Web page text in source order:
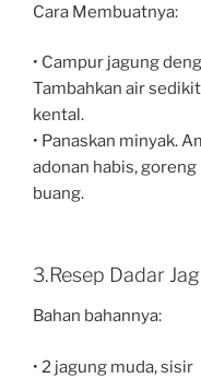
Cara Membuatnya:
• Campur jagung
Tambahkan air
kental.
• Panaskan minyak.
adonan habis,
buang.
3.Resep Dadar
Bahan bahannya:
• 2 jagung muda, sisir